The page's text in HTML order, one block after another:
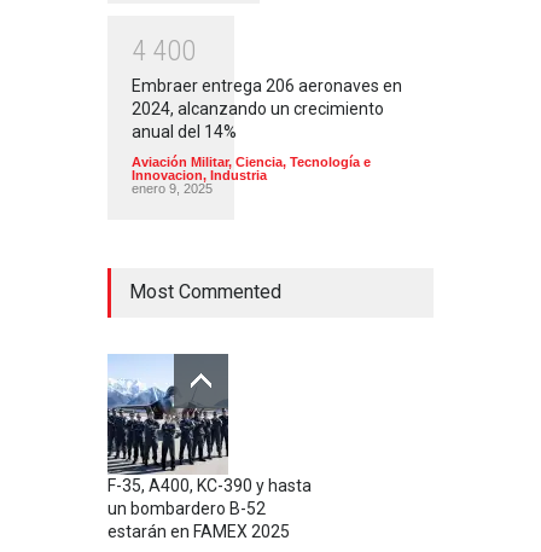
4 400
Embraer entrega 206 aeronaves en
2024, alcanzando un crecimiento
anual del 14%
Aviación Militar, Ciencia, Tecnología e
Innovacion, Industria
enero 9, 2025
Most Commented
F-35, A400, KC-390 y hasta
un bombardero B-52
estarán en FAMEX 2025